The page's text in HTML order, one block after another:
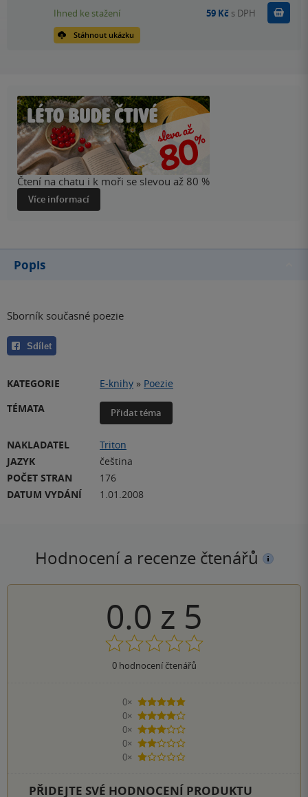
Stáhnout ukázku
Ihned ke stažení 59 Kč s DPH Koupit
Čtení na chatu i k moři se slevou až 80 %
Více informací
Popis
Sborník současné poezie
Sdílet
KATEGORIE E-knihy » Poezie
TÉMATA
Přidat téma
NAKLADATEL
Triton
JAZYK
čeština
POČET STRAN
176
DATUM VYDÁNÍ
1.01.2008
Hodnocení a recenze čtenářů
0.0 z 5
0hodnocení čtenářů
0×
5 hvězdiček
0×
4 hvězdičky
0×
3 hvězdičky
0×
2 hvězdičky
0×
1 hvezdička
PŘIDEJTE SVÉ HODNOCENÍ PRODUKTU